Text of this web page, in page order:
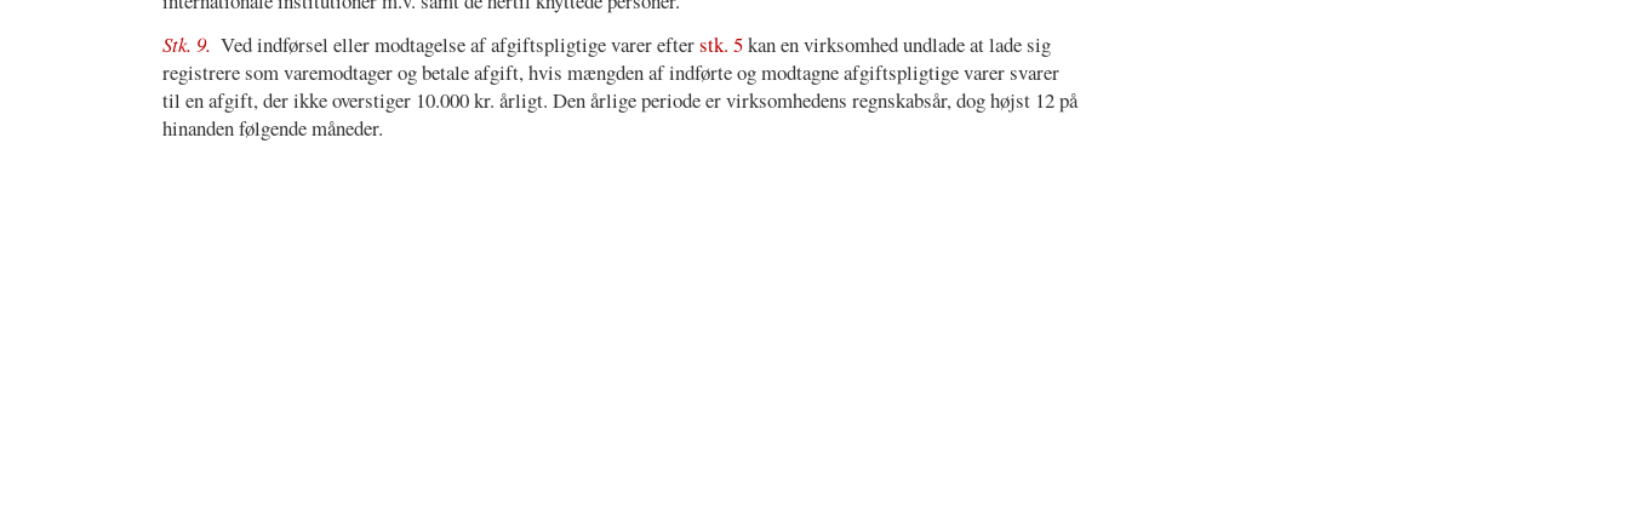
Stk. 9. Ved indførsel eller modtagelse af afgiftspligtige varer efterstk. 5kan en virksomhed undlade at lade sig
registrere som varemodtager og betale afgift, hvis mængden af indførte og modtagne afgiftspligtige varer svarer
til en afgift, der ikke overstiger 10.000 kr. årligt. Den årlige periode er virksomhedens regnskabsår, dog højst 12 på
hinanden følgende måneder.